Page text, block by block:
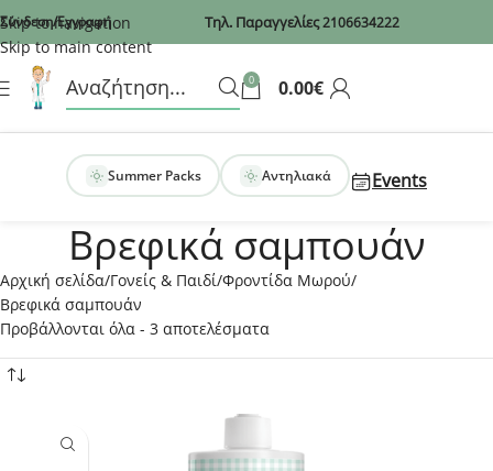
Recaptcha
Skip to navigation
Skip to main content
Σύνδεση/Εγγραφή Τηλ. Παραγγελίες2106634222
0 0.00€
Summer Packs Αντηλιακά Events
Βρεφικά σαμπουάν
Αρχική σελίδα Γονείς & Παιδί Φροντίδα Μωρού
Βρεφικά σαμπουάν
Προβάλλονται όλα - 3 αποτελέσματα